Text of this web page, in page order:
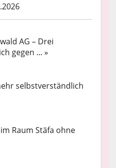
AG – Drei
gegen ... »
selbstverständlich
Raum Stäfa ohne